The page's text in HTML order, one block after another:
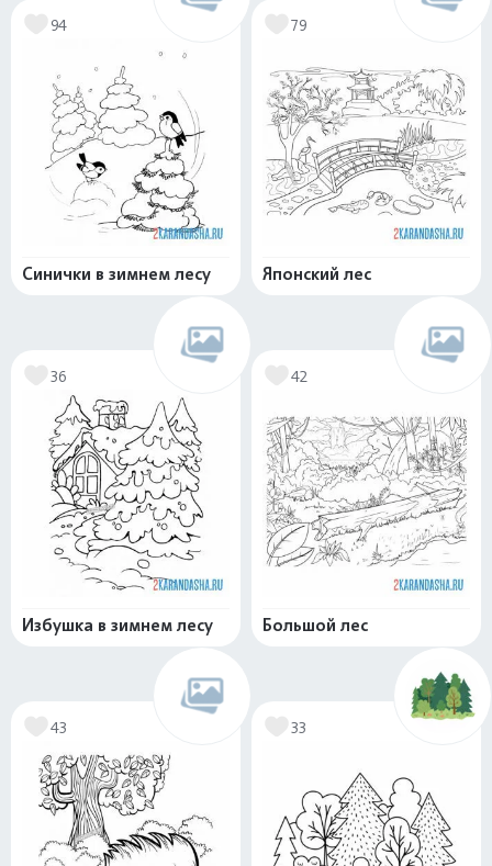
94
Синички в зимнем лесу
79
Японский лес
36
Избушка в зимнем лесу
42
Большой лес
43 33